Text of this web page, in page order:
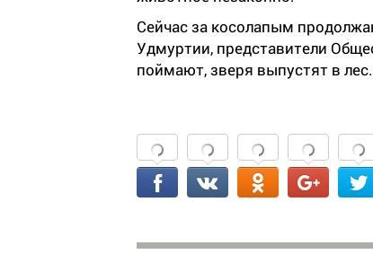
Сейчас за косолапым
Удмуртии, представители
поймают, зверя выпустят в лес.